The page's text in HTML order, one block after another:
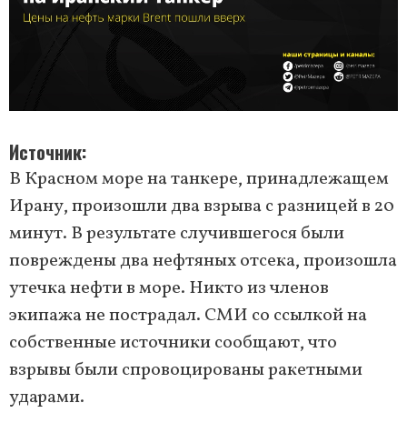
Источник
В Красном море на танкере, принадлежащем
Ирану, произошли два взрыва с разницей в 20
минут. В результате случившегося были
повреждены два нефтяных отсека, произошла
утечка нефти в море. Никто из членов
экипажа не пострадал. СМИ со ссылкой на
собственные источники сообщают, что
взрывы были спровоцированы ракетными
ударами.